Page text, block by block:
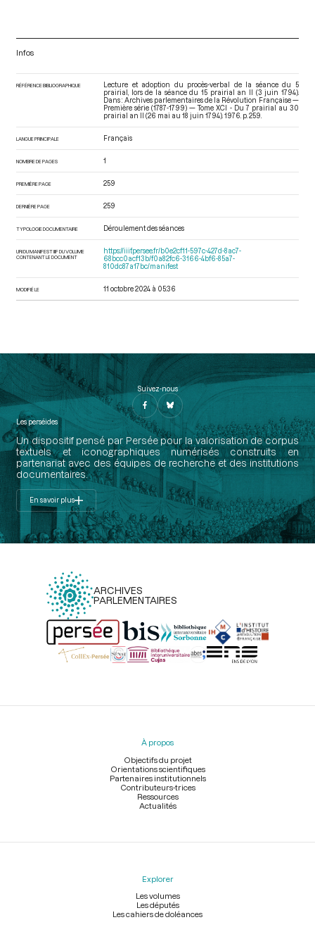
Infos
RÉFÉRENCE BIBLIOGRAPHIQUE
Lecture et adoption du procès-verbal de la séance du 5
prairial, lors de la séance du 15 prairial an II (3 juin 1794).
Dans : Archives parlementaires de la Révolution Française —
Première série (1787-1799) — Tome XCI - Du 7 prairial au 30
prairial an II (26 mai au 18 juin 1794) . 1976. p. 259.
LANGUE PRINCIPALE Français
NOMBRE DE PAGES 1
PREMIÈRE PAGE 259
DERNIÈRE PAGE 259
TYPOLOGIE DOCUMENTAIRE Déroulement des séances
URI DU MANIFEST IIIF DU VOLUME
CONTENANT LE DOCUMENT
https://iiif.persee.fr/b0e2cf11-597c-427d-8ac7-
68bcc0acf13b/f0a82fc6-3166-4bf6-85a7-
810dc87a17bc/manifest
MODIFIÉ LE 11 octobre 2024 à 05:36
Suivez-nous
Les perséides
Un dispositif pensé par Persée pour la valorisation de corpus
textuels et iconographiques numérisés construits en
partenariat avec des équipes de recherche et des institutions
documentaires.
En savoir plus
ARCHIVES
PARLEMENTAIRES
Menu
À propos
Objectifs du projet
Orientations scientifiques
Partenaires institutionnels
Contributeurs-trices
Ressources
Actualités
Explorer
Les volumes
Les députés
Les cahiers de doléances